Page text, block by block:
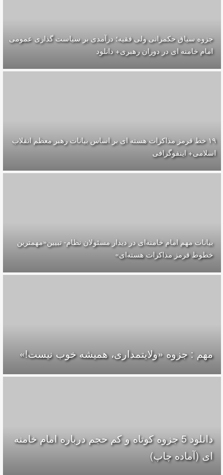
جزوه سیاق حکمرانی ولی فقیه؛ درآمدی بر سیاست گذاری عمومی
امام خامنه ای در دوران رهبری+ دانلود
۱۹ خط قرمز مذاکرات هسته ای بر اساس بیانات رهبر معظم انقلاب
اسلامی+ اینفوگرافی
بیانات مهم امام خامنه‌ای در دیدار مسئولان نظام- تبیین«مهمترین
خطوط قرمز مذاکرات هسته‌ای»
مهم : جزوه «ولایتمداری، همیشه خوب نیست!»
دانلود 5 جزوه كوتاه و كم حجم درباره امام خامنه
ای (آماده چاپ)